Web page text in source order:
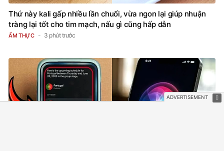
Thứ này kali gấp nhiều lần chuối, vừa ngon lại giúp nhuận
tràng lại tốt cho tim mạch, nấu gì cũng hấp dẫn
ẨM THỰC 3 phút trước